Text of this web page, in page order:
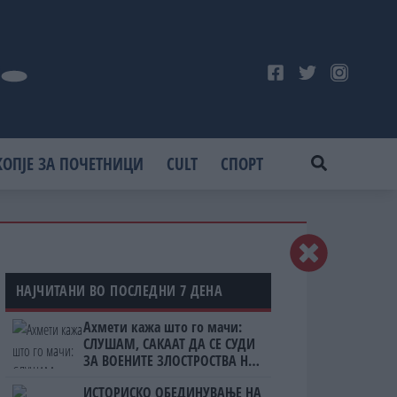
ЗА ПОЧЕТНИЦИ CULT СПОРТ
НАЈЧИТАНИ ВО ПОСЛЕДНИ 7 ДЕНА
Ахмети кажа што го мачи:
СЛУШАМ, САКААТ ДА СЕ СУДИ
ЗА ВОЕНИТЕ ЗЛОСТРОСТВА НА
ИСТОРИСКО ОБЕДИНУВАЊЕ НА